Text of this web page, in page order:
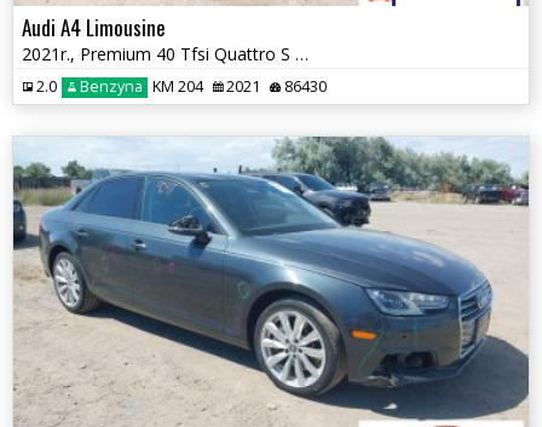
Audi A4 Limousine
2021r., Premium 40 Tfsi Quattro S Tronic, 2L, od ubezpieczalni
2.0 Benzyna KM 204 2021 86430